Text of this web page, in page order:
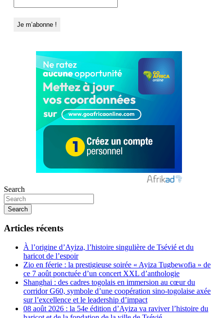
Search
Search
Articles récents
À l’origine d’Ayiza, l’histoire singulière de Tsévié et du
haricot de l’espoir
Zio en féerie : la prestigieuse soirée « Ayiza Tugbewofia » de
ce 7 août ponctuée d’un concert XXL d’anthologie
Shanghai : des cadres togolais en immersion au cœur du
corridor G60, symbole d’une coopération sino-togolaise axée
sur l’excellence et le leadership d’impact
08 août 2026 : la 54e édition d’Ayiza va raviver l’histoire du